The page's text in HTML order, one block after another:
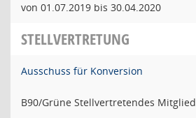
von 01.07.2019 bis 30.04.2020
STELLVERTRETUNG
Ausschuss für Konversion
B90/Grüne Stellvertretendes Mitglied